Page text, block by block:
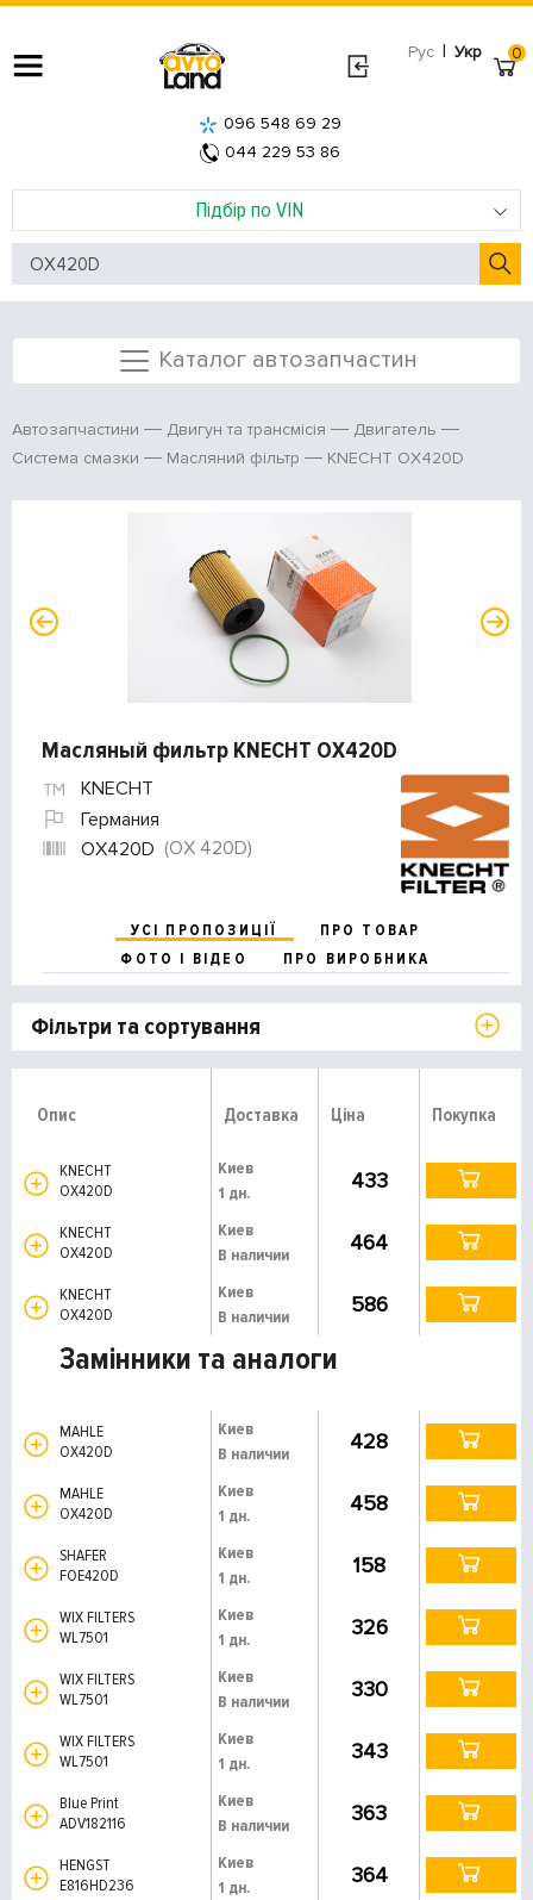
Рус | Укр
Підбір по VIN
096 548 69 29
044 229 53 86
0
Каталог автозапчастин
Автозапчастини Двигун та трансмісія
Двигатель
Система смазки
Масляний фільтр KNECHT OX420D
Масляный фильтр KNECHT OX420D
KNECHT
Германия
OX420D (OX 420D)
УСІ ПРОПОЗИЦІЇ
ПРО ТОВАР
ФОТО І ВІДЕО
ПРО ВИРОБНИКА
Фільтри та сортування
Опис Доставка Ціна Покупка
KNECHT
OX420D
Киев
1 дн.
433
KNECHT
OX420D
Киев
В наличии
464
KNECHT
OX420D
Киев
В наличии
586
Замінники та аналоги
MAHLE
OX420D
Киев
В наличии
428
MAHLE
OX420D
Киев
1 дн.
458
SHAFER
FOE420D
Киев
1 дн.
158
WIX FILTERS
WL7501
Киев
1 дн.
326
WIX FILTERS
WL7501
Киев
В наличии
330
WIX FILTERS
WL7501
Киев
1 дн.
343
Blue Print
ADV182116
Киев
В наличии
363
HENGST
E816HD236
Киев
1 дн.
364